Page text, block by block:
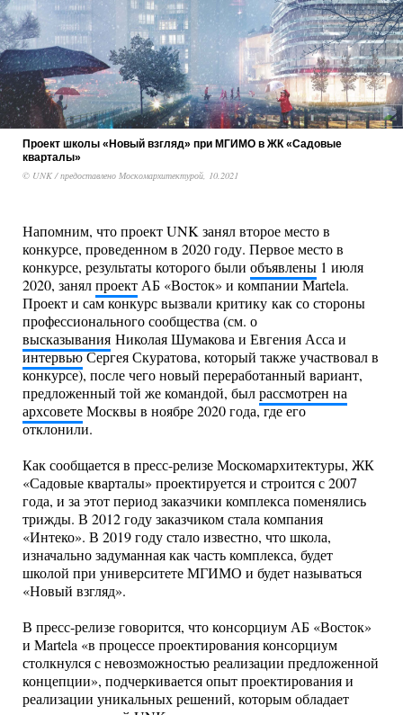
Проект школы «Новый взгляд» при МГИМО в ЖК «Садовые
кварталы»
© UNK / предоставлено Москомархитектурой, 10.2021
Напомним, что проект UNK занял второе место в
конкурсе, проведенном в 2020 году. Первое место в
конкурсе, результаты которого были объявлены 1 июля
2020, занялпроектАБ «Восток» и компании Martela.
Проект и сам конкурс вызвали критику как со стороны
профессионального сообщества (см. о
высказывания Николая Шумакова и Евгения Асса и
интервьюСергея Скуратова, который также участвовал в
конкурсе), после чего новый переработанный вариант,
предложенный той же командой, былрассмотрен на
архсоветеМосквы в ноябре 2020 года, где его
отклонили.
Как сообщается в пресс-релизе Москомархитектуры, ЖК
«Садовые кварталы» проектируется и строится с 2007
года, и за этот период заказчики комплекса поменялись
трижды. В 2012 году заказчиком стала компания
«Интеко». В 2019 году стало известно, что школа,
изначально задуманная как часть комплекса, будет
школой при университете МГИМО и будет называться
«Новый взгляд».
В пресс-релизе говорится, что консорциум АБ «Восток»
и Martela «в процессе проектирования консорциум
столкнулся с невозможностью реализации предложенной
концепции», подчеркивается опыт проектирования и
реализации уникальных решений, которым обладает